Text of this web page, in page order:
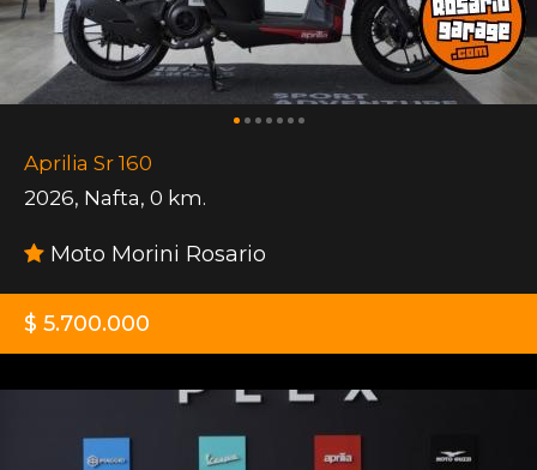
Aprilia Sr 160
2026, Nafta, 0 km.
Moto Morini Rosario
$ 5.700.000